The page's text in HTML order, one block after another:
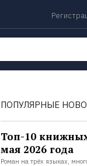
ПОПУЛЯРНЫЕ
Топ-10
мая 2026 года
Роман на трёх языках,